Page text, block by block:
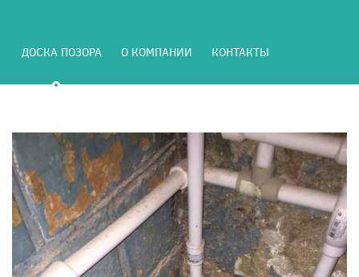
ДОСКА ПОЗОРА О КОМПАНИИ КОНТАКТЫ